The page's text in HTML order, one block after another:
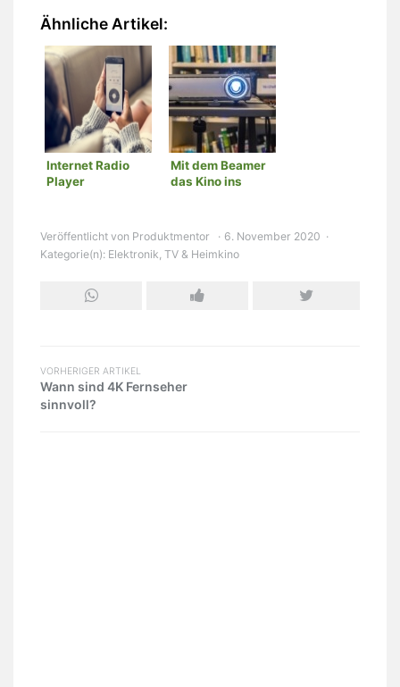
Ähnliche Artikel:
Internet Radio
Player
Mit dem Beamer
das Kino ins
Veröffentlicht von Produktmentor
6. November 2020
Kategorie(n): Elektronik, TV & Heimkino
VORHERIGER ARTIKEL
Wann sind 4K Fernseher
sinnvoll?